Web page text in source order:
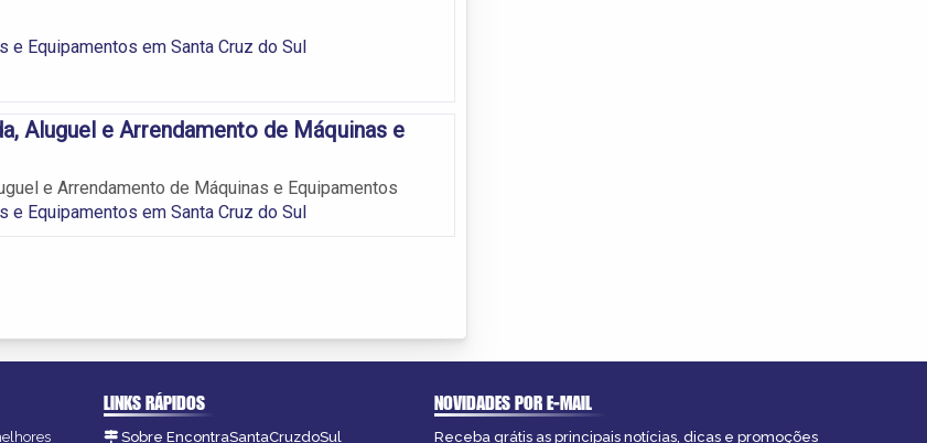
e Equipamentos em Santa Cruz do Sul
Aluguel e Arrendamento de Máquinas e
e Arrendamento de Máquinas e Equipamentos
e Equipamentos em Santa Cruz do Sul
LINKS RÁPIDOS
Sobre EncontraSantaCruzdoSul
NOVIDADES POR E-MAIL
Receba grátis as principais notícias, dicas e promoções